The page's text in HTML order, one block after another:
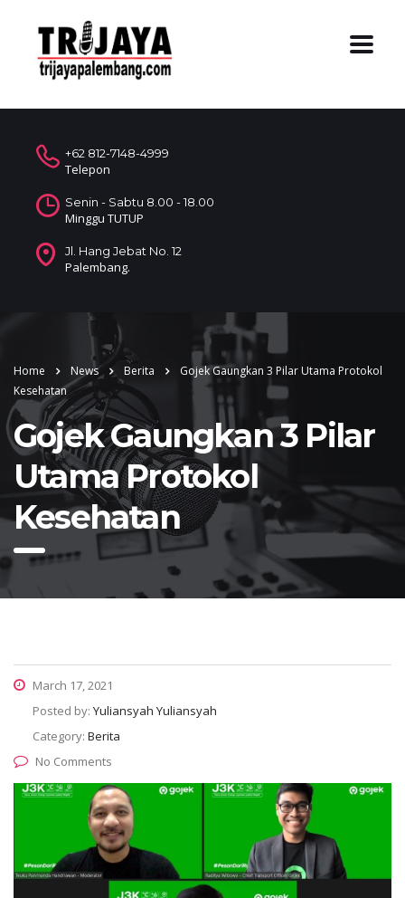
+62 812-7148-4999
Telepon
Senin - Sabtu 8.00 - 18.00
Minggu TUTUP
Jl. Hang Jebat No. 12
Palembang.
Home News Berita
Gojek Gaungkan 3 Pilar Utama Protokol
Kesehatan
Gojek Gaungkan 3 Pilar
Utama Protokol
Kesehatan
March 17, 2021
Posted by: Yuliansyah Yuliansyah
Category: Berita
No Comments